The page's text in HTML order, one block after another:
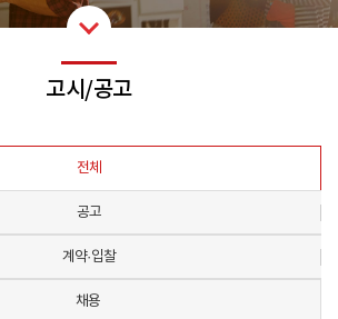
고시/공고
전체
공고
계약·입찰
채용